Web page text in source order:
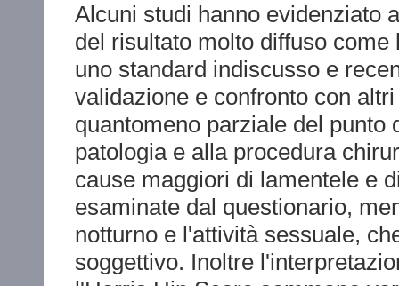
Alcuni studi hanno evidenziato
del risultato molto diffuso come
uno standard indiscusso e
validazione e confronto con
quantomeno parziale del
patologia e alla procedura
cause maggiori di lamentele e
esaminate dal questionario,
notturno e l'attività sessuale,
soggettivo. Inoltre